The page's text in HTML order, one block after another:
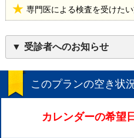
専門医による検査を受けた
受診者へのお知らせ
このプランの空き状
カレンダーの希望